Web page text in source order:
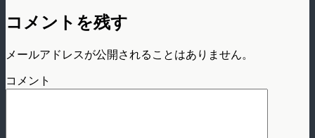
コメントを残す
メールアドレスが公開されることはありません。
コメント